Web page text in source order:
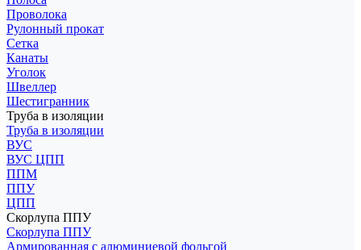
Проволока
Рулонный прокат
Сетка
Канаты
Уголок
Швеллер
Шестигранник
Труба в изоляции
Труба в изоляции
ВУС
ВУС ЦПП
ППМ
ППУ
ЦПП
Скорлупа ППУ
Скорлупа ППУ
Армированная с алюминиевой фольгой